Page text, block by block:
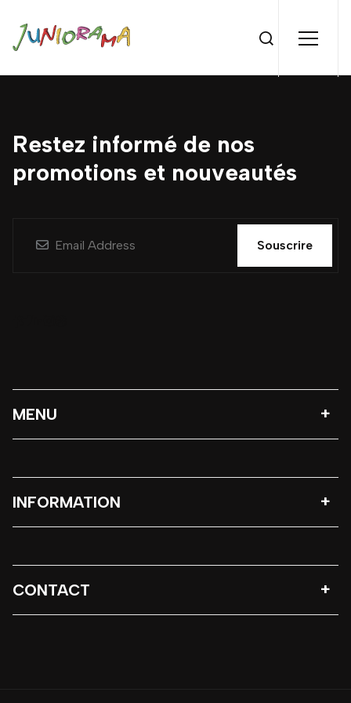
Restez informé de nos
promotions et nouveautés
Souscrire
MENU
INFORMATION
CONTACT